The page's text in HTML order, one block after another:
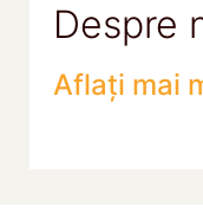
Despre
Aflați mai